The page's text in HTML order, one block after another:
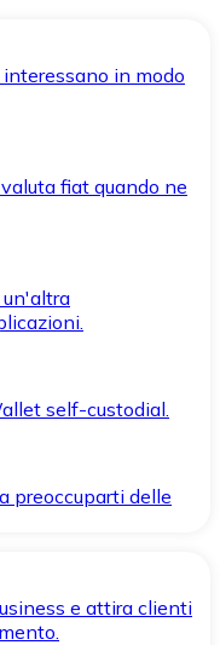
in modo
fiat quando ne
self-custodial.
preoccuparti delle
e attira clienti